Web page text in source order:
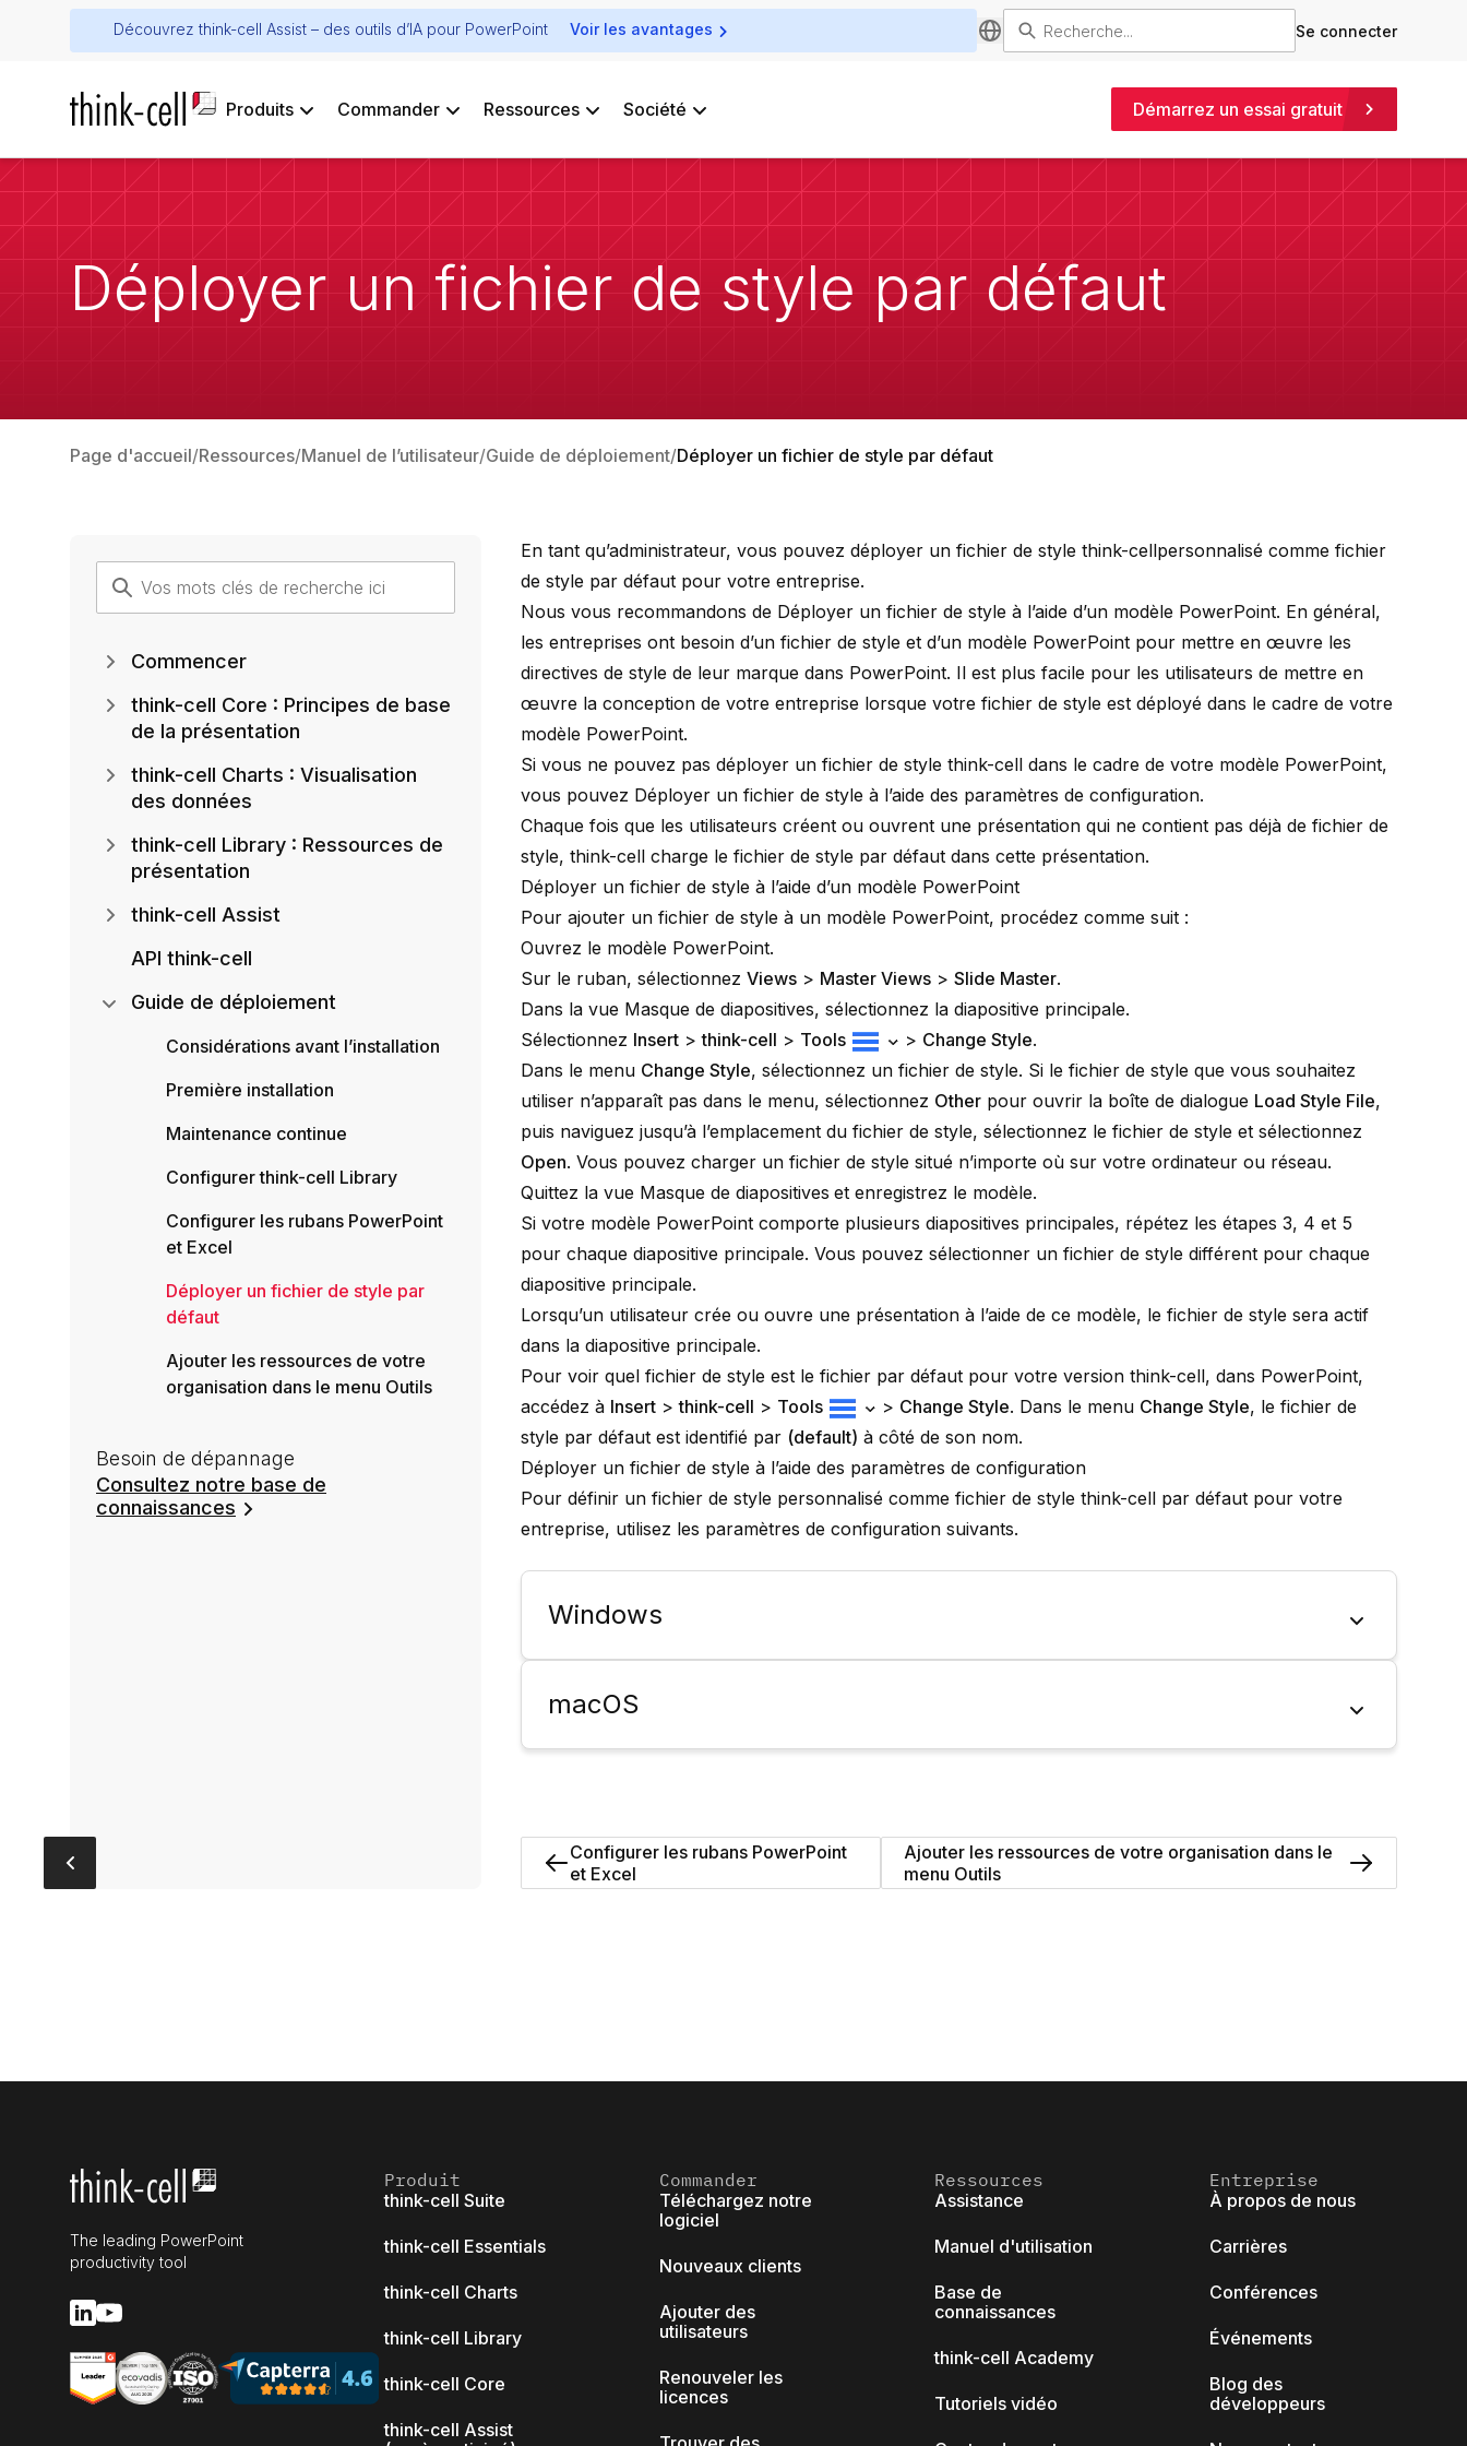
Découvrez think-cell Assist – des outils d’IA pour PowerPoint Voir les avantages Se connecter
Produits Commander Ressources Société Démarrez un essai gratuit
Déployer un fichier de style par défaut
Page d'accueil Ressources Manuel de l’utilisateur Guide de déploiement Déployer un fichier de style par défaut
En tant qu’administrateur, vous pouvez déployer unfichier de stylethink-cellpersonnalisé comme fichier
de style par défaut pour votre entreprise.
Nous vous recommandons de Déployer un fichier de style à l’aide d’un modèle PowerPoint. En général,
les entreprises ont besoin d’un fichier de style et d’un modèle PowerPoint pour mettre en œuvre les
directives de style de leur marque dans PowerPoint. Il est plus facile pour les utilisateurs de mettre en
œuvre la conception de votre entreprise lorsque votre fichier de style est déployé dans le cadre de votre
modèle PowerPoint.
Si vous ne pouvez pas déployer un fichier de stylethink-cell dans le cadre de votre modèle PowerPoint,
vous pouvez Déployer un fichier de style à l’aide des paramètres de configuration.
Chaque fois que les utilisateurs créent ou ouvrent une présentation qui ne contient pas déjà de fichier de
style,think-cell charge le fichier de style par défaut dans cette présentation.
Déployer un fichier de style à l’aide d’un modèle PowerPoint
Pour ajouter un fichier de style à un modèle PowerPoint, procédez comme suit :
Ouvrez le modèle PowerPoint.
Sur le ruban, sélectionnezViews > Master Views >Slide Master.
Dans la vue Masque de diapositives, sélectionnez ladiapositive principale.
Sélectionnez Insert >think-cell > Tools > Change Style.
Dans le menu Change Style, sélectionnez un fichier de style. Si le fichier de style que vous souhaitez
utiliser n’apparaît pas dans le menu, sélectionnez Other pour ouvrir la boîte de dialogue Load Style File,
puis naviguez jusqu’à l’emplacement du fichier de style, sélectionnez le fichier de style et sélectionnez
Open. Vous pouvez charger un fichier de style situé n’importe où sur votre ordinateur ou réseau.
Quittez la vue Masque de diapositives et enregistrez le modèle.
Si votre modèle PowerPoint comporte plusieurs diapositives principales, répétez les étapes 3, 4 et 5
pour chaque diapositive principale. Vous pouvez sélectionner un fichier de style différent pour chaque
diapositive principale.
Lorsqu’un utilisateur crée ou ouvre une présentation à l’aide de ce modèle, le fichier de style sera actif
dans la diapositive principale.
Pour voir quel fichier de style est le fichier par défaut pour votre version think-cell, dans PowerPoint,
accédez à Insert >think-cell > Tools > Change Style. Dans le menu Change Style, le fichier de
style par défaut est identifié par (default) à côté de son nom.
Déployer un fichier de style à l’aide des paramètres de configuration
Pour définir un fichier de style personnalisé comme fichier de stylethink-cell par défaut pour votre
entreprise, utilisez les paramètres de configuration suivants.
Windows
macOS
Configurer les rubans PowerPoint
et Excel
Ajouter les ressources de votre organisation dans le
menu Outils
Commencer
think-cell Core : Principes de base
de la présentation
think-cell Charts : Visualisation
des données
think-cell Library : Ressources de
présentation
think-cell Assist
API think-cell
Guide de déploiement
Considérations avant l’installation
Première installation
Maintenance continue
Configurer think-cell Library
Configurer les rubans PowerPoint
et Excel
Déployer un fichier de style par
défaut
Ajouter les ressources de votre
organisation dans le menu Outils
Besoin de dépannage
Consultez notre base de
connaissances
The leading PowerPoint
productivity tool
Produit
think-cell Suite
think-cell Essentials
think-cell Charts
think-cell Library
think-cell Core
think-cell Assist
Commander
Téléchargez notre
logiciel
Nouveaux clients
Ajouter des
utilisateurs
Renouveler les
licences
Ressources
Assistance
Manuel d'utilisation
Base de
connaissances
think-cell Academy
Tutoriels vidéo
Entreprise
À propos de nous
Carrières
Conférences
Événements
Blog des
développeurs